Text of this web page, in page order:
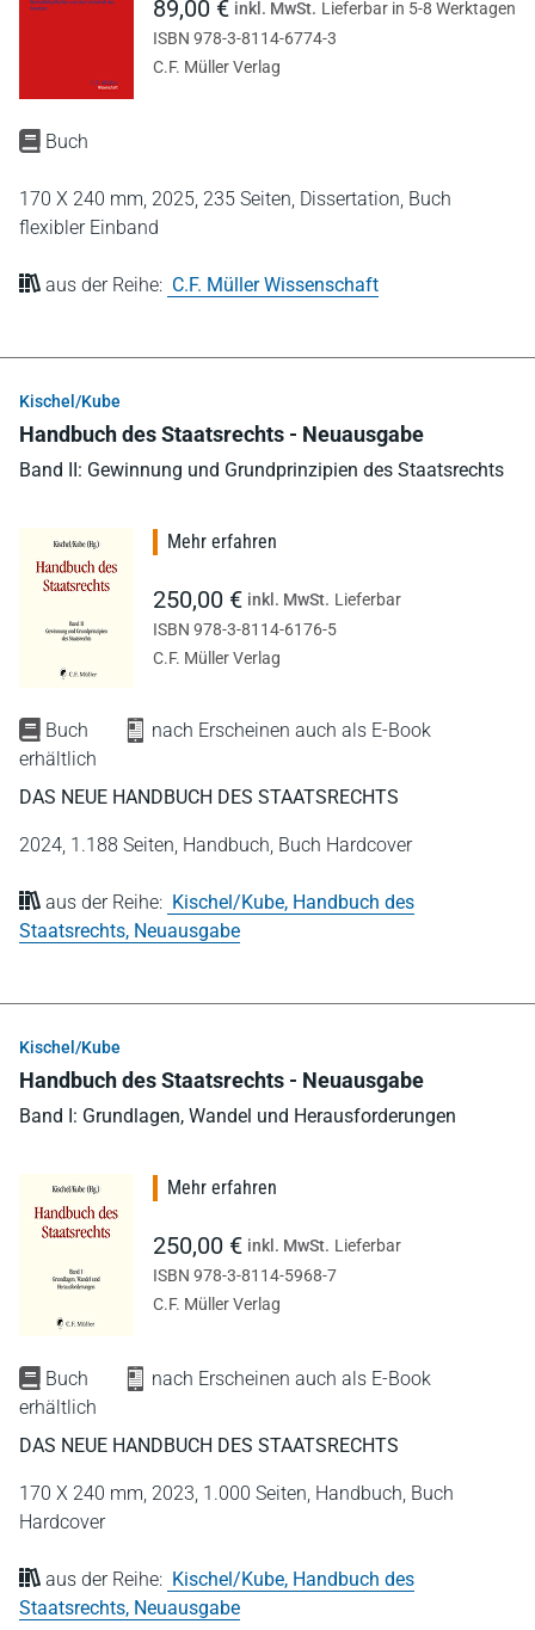
Buch
170 X 240 mm, 2025, 235 Seiten, Dissertation, Buch
flexibler Einband
aus der Reihe: C.F. Müller Wissenschaft
89,00 € inkl. MwSt. Lieferbar in 5-8 Werktagen
ISBN 978-3-8114-6774-3
C.F. Müller Verlag
Kischel/Kube
Handbuch des Staatsrechts - Neuausgabe
Band II: Gewinnung und Grundprinzipien des Staatsrechts
Buch
nach Erscheinen auch als E-Book
erhältlich
DAS NEUE HANDBUCH DES STAATSRECHTS
2024, 1.188 Seiten, Handbuch, Buch Hardcover
aus der Reihe: Kischel/Kube, Handbuch des
Staatsrechts, Neuausgabe
Mehr erfahren
250,00 € inkl. MwSt. Lieferbar
ISBN 978-3-8114-6176-5
C.F. Müller Verlag
Kischel/Kube
Handbuch des Staatsrechts - Neuausgabe
Band I: Grundlagen, Wandel und Herausforderungen
Buch
nach Erscheinen auch als E-Book
erhältlich
DAS NEUE HANDBUCH DES STAATSRECHTS
170 X 240 mm, 2023, 1.000 Seiten, Handbuch, Buch
Hardcover
aus der Reihe: Kischel/Kube, Handbuch des
Staatsrechts, Neuausgabe
Mehr erfahren
250,00 € inkl. MwSt. Lieferbar
ISBN 978-3-8114-5968-7
C.F. Müller Verlag